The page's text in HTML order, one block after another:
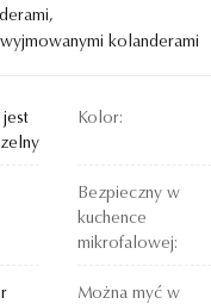
,
kolanderami
jest
Kolor:
Bezpieczny w
kuchence
mikrofalowej:
Można myć w